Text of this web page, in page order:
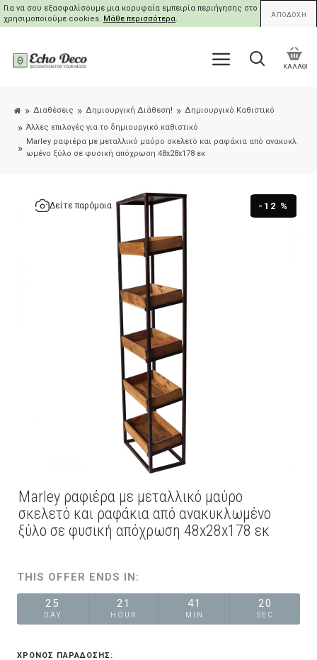
Για να σου εξασφαλίσουμε μια κορυφαία εμπειρία περιήγησης στο site μας,
χρησιμοποιούμε cookies. Μάθε περισσότερα. ΑΠΟΔΟΧΗ
ΚΑΛΑΘΙ
Διαθέσεις Δημιουργική Διάθεση!
Δημιουργικό Καθιστικό
Άλλες επιλογές για το δημιουργικό καθιστικό
Marley ραφιέρα με μεταλλικό μαύρο σκελετό και ραφάκια από ανακυκλ
ωμένο ξύλο σε φυσική απόχρωση 48x28x178 εκ
-12 %
Δείτε παρόμοια
Marley ραφιέρα με μεταλλικό μαύρο
σκελετό και ραφάκια από ανακυκλωμένο
ξύλο σε φυσική απόχρωση 48x28x178 εκ
THIS OFFER ENDS IN:
25
DAY
21
HOUR
41
MIN
20
SEC
ΧΡΟΝΟΣ ΠΑΡΑΔΟΣΗΣ: